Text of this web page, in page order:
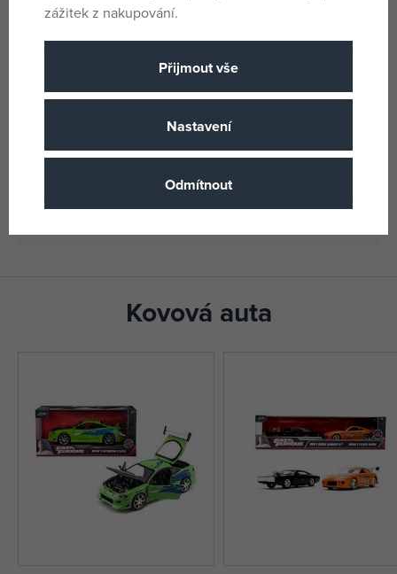
Věk od
Země původu CN
Dodavatelské číslo 3203044
produkty)
EAN 4006333070594
Kovová auta
zážitek z nakupování.
Přijmout vše
Nastavení
Odmítnout